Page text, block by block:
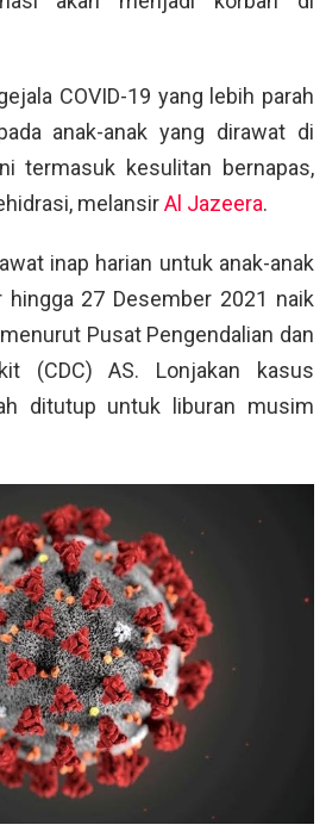
COVID-19 yang lebih parah
anak-anak yang dirawat di
termasuk kesulitan bernapas,
melansirAl Jazeera.
inap harian untuk anak-anak
hingga 27 Desember 2021 naik
Pusat Pengendalian dan
(CDC) AS. Lonjakan kasus
ditutup untuk liburan musim